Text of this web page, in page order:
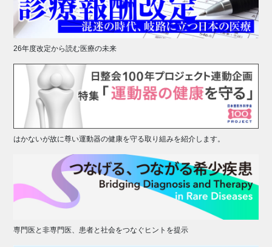
26年度改定から読む医療の未来
はかないが故に尊い運動器の健康を守る取り組みを紹介します。
専門医と非専門医、患者と社会をつなぐヒントを提示